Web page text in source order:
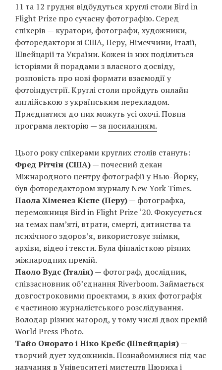
EN
RU
11 та 12 грудня відбудуться круглі столи Bird in
Flight Prize про сучасну фотографію. Серед
спікерів — куратори, фотографи, художники,
фоторедактори зі США, Перу, Німеччини, Італії,
Швейцарії та України. Кожен із них поділиться
історіями й порадами з власного досвіду,
розповість про нові формати взаємодії у
фотоіндустрії. Круглі столи пройдуть онлайн
англійською з українським перекладом.
Приєднатися до них можуть усі охочі. Повна
програма лекторію — за посиланням.
Цього року спікерами круглих столів стануть:
Фред Рітчін (США)— почесний декан
Міжнародного центру фотографії у Нью-Йорку,
був фоторедактором журналу New York Times.
Паола Хіменез Кіспе (Перу)— фотографка,
переможниця Bird in Flight Prize ‘20. Фокусується
на темах пам’яті, втрати, смерті, дитинства та
психічного здоров’я, використовує знімки,
архіви, відео і тексти. Була фіналісткою різних
міжнародних премій.
Паоло Вудс (Італія)— фотограф, дослідник,
співзасновник об’єднання Riverboom. Займається
довгостроковими проєктами, в яких фотографія
є частиною журналістського розслідування.
Володар різних нагород, у тому числі двох премій
World Press Photo.
Тайо Онорато і Ніко Кребс (Швейцарія)—
творчий дует художників. Познайомилися під час
навчання в Університеті мистецтв Цюриха і